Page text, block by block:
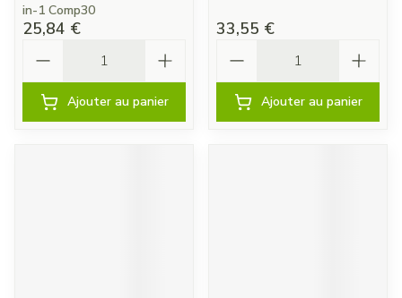
in-1 Comp30
25,84 €
Ajouter au panier
33,55 €
Ajouter au panier